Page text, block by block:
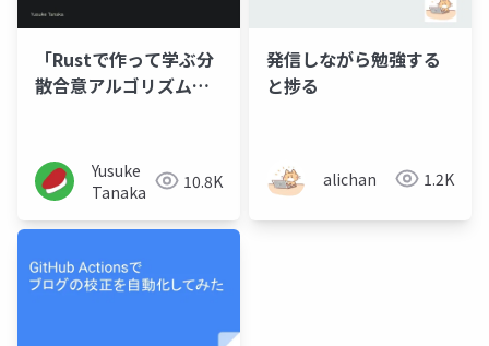
「Rustで作って学ぶ分
散合意アルゴリズム
Yusuke
Tanaka
10.8K
発信しながら勉強する
と捗る
alichan 1.2K